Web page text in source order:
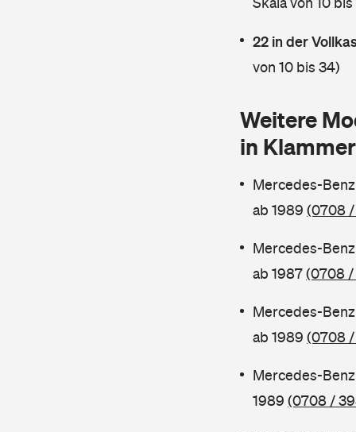
22 in der
von 10 bis 34)
Weitere
in
Mercedes-Benz
ab 1989 (0708
Mercedes-Benz
ab 1987(0708 /
Mercedes-Benz
ab 1989 (0708
Mercedes-Benz
1989 (0708 /